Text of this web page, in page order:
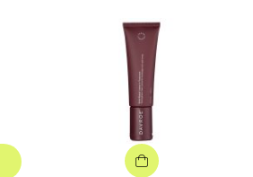
Реєстрація